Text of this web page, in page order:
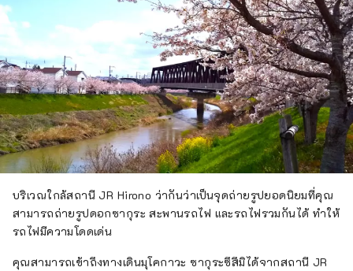
บริเวณใกล้สถานี JR Hirono ว่ากันว่าเป็นจุดถ่ายรูปยอดนิยมที่คุณ
สามารถถ่ายรูปดอกซากุระ สะพานรถไฟ และรถไฟรวมกันได้ ทำให้
รถไฟมีความโดดเด่น
คุณสามารถเข้าถึงทางเดินมุโคกาวะ ซากุระซึสึมิได้จากสถานี JR